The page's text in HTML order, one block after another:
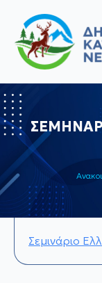
Σεμινάριο